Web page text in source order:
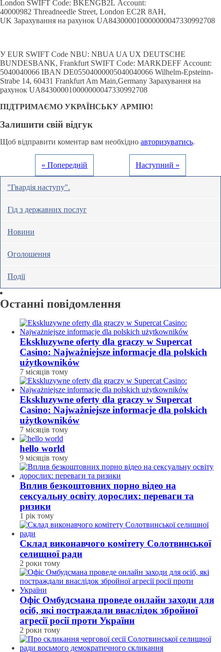
London SWIFT Code: BKENGB2L Account:
40000982 Threadneedle Street, London EC2R 8AH,
UK Зарахування на рахунок UA843000010000000047330992708
У EUR SWIFT Code NBU: NBUA UA UX DEUTSCHE
BUNDESBANK, Frankfurt SWIFT Code: MARKDEFF Account:
5040040066 IBAN DE05504000005040040066 Wilhelm-Epsteinn-
Strabe 14, 60431 Frankfurt Am Main,Germany Зарахування на
рахунок UA843000010000000047330992708
ПІДТРИМАЄМО УКРАЇНСЬКУ АРМІЮ!
Залишити свій відгук
Щоб відправити коментар вам необхідно авторизуватись.
« Попередній Наступний »
"Гвардія наступу".
Гід з державних послуг
Новини
Оголошення
Події
Останні повідомлення
Ekskluzywne oferty dla graczy w Supercat
Casino: Najważniejsze informacje dla polskich
użytkowników
7 місяців тому
Ekskluzywne oferty dla graczy w Supercat
Casino: Najważniejsze informacje dla polskich
użytkowników
7 місяців тому
hello world
9 місяців тому
Вплив безкоштовних порно відео на
сексуальну освіту дорослих: переваги та
ризики
1 рік тому
Склад виконавчого комітету Солотвинської
селищної ради
2 роки тому
Офіс Омбудсмана проведе онлайн заходи для
осіб, які постраждали внаслідок збройної
агресії росії проти України
2 роки тому